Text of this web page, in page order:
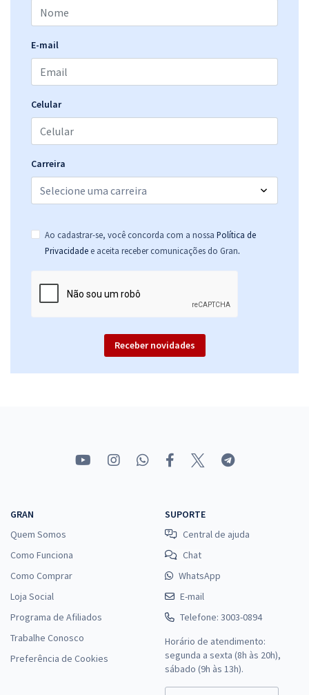
E-mail
Celular
Carreira
Ao cadastrar-se, você concorda com a nossa Política de
Privacidade e aceita receber comunicações do Gran.
Receber novidades
GRAN
Quem Somos
Como Funciona
Como Comprar
Loja Social
Programa de Afiliados
Trabalhe Conosco
Preferência de Cookies
SUPORTE
Central de ajuda
Chat
WhatsApp
E-mail
Telefone: 3003-0894
Horário de atendimento:
segunda a sexta (8h às 20h),
sábado (9h às 13h).